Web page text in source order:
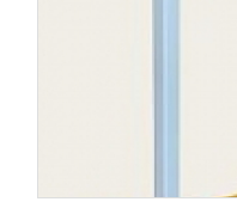
Растяжной
обеспечивает
(транспортировку)
или логистических